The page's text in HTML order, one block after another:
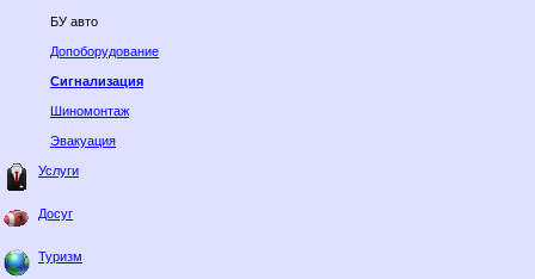
БУ авто
Допоборудование
Сигнализация
Шиномонтаж
Эвакуация
Услуги
Досуг
Туризм